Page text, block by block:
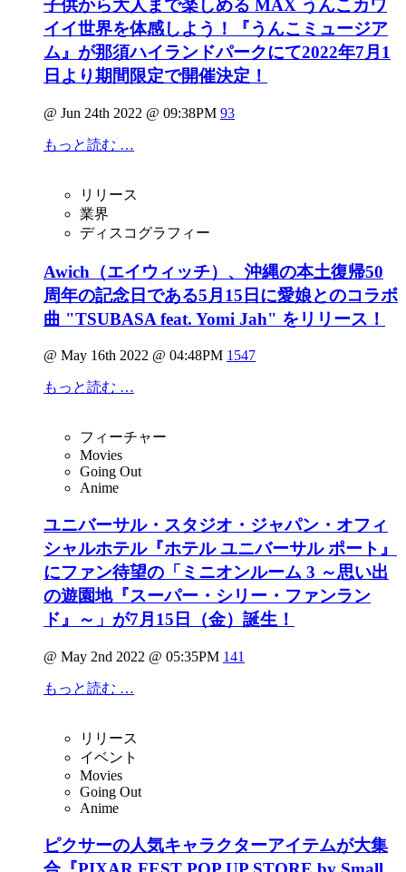
子供から大人まで楽しめる MAX うんこカワ
イイ世界を体感しよう！『うんこミュージア
ム』が那須ハイランドパークにて2022年7月1
日より期間限定で開催決定！
@ Jun 24th 2022 @ 09:38PM 93
もっと読む …
リリース
業界
ディスコグラフィー
Awich（エイウィッチ）、沖縄の本土復帰50
周年の記念日である5月15日に愛娘とのコラボ
曲 "TSUBASA feat. Yomi Jah" をリリース！
@ May 16th 2022 @ 04:48PM 1547
もっと読む …
フィーチャー
Movies
Going Out
Anime
ユニバーサル・スタジオ・ジャパン・オフィ
シャルホテル『ホテル ユニバーサル ポート』
にファン待望の「ミニオンルーム 3 ～思い出
の遊園地『スーパー・シリー・ファンラン
ド』～」が7月15日（金）誕生！
@ May 2nd 2022 @ 05:35PM 141
もっと読む …
リリース
イベント
Movies
Going Out
Anime
ピクサーの人気キャラクターアイテムが大集